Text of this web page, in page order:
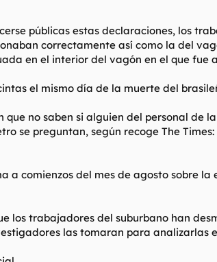
públicas estas declaraciones, los
correctamente así como la del
en el interior del vagón en el que fue
el mismo día de la muerte del
no saben si alguien del personal de
se preguntan, según recoge The
a comienzos del mes de agosto sobre
los trabajadores del suburbano han
las tomaran para analizarlas